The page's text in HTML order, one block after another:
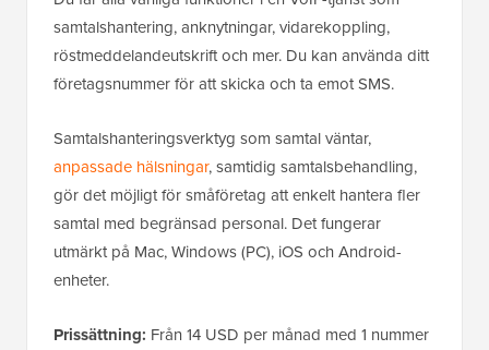
samtalshantering, anknytningar, vidarekoppling,
röstmeddelandeutskrift och mer. Du kan använda ditt
företagsnummer för att skicka och ta emot SMS.
Samtalshanteringsverktyg som samtal väntar,
anpassade hälsningar, samtidig samtalsbehandling,
gör det möjligt för småföretag att enkelt hantera fler
samtal med begränsad personal. Det fungerar
utmärkt på Mac, Windows (PC), iOS och Android-
enheter.
Prissättning: Från 14 USD per månad med 1 nummer